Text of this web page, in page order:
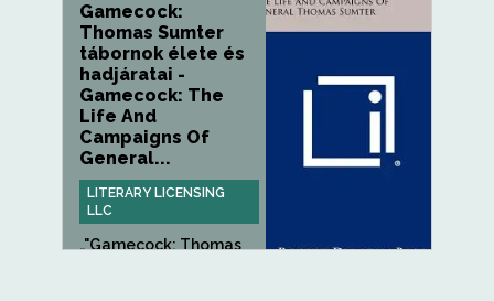
Gamecock:
Thomas Sumter
tábornok élete és
hadjáratai -
Gamecock: The
Life And
Campaigns Of
General...
LITERARY LICENSING
LLC
„"Gamecock: Thomas